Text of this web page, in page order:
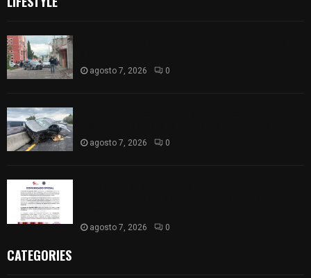
agosto 7, 2026 0
agosto 7, 2026 0
agosto 7, 2026 0
CATEGORIES